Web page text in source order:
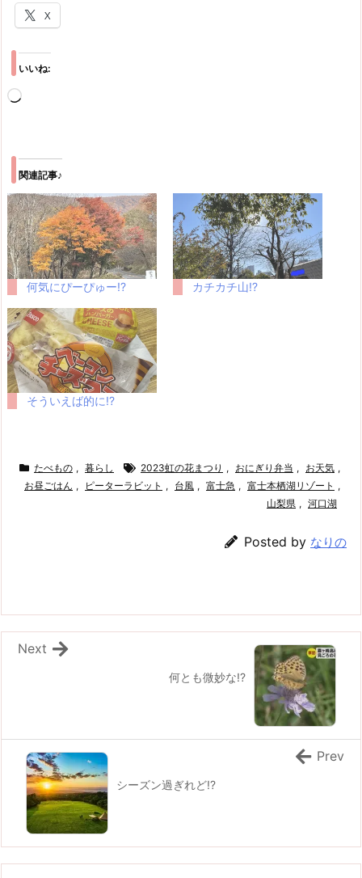
X
いいね:
み
中…
関連記事♪
何気にぴーぴゅー!? カチカチ山!?
そういえば的に!?
たべもの , 暮らし 2023虹の花まつり , おにぎり弁当 , お天気 ,
お昼ごはん , ピーターラビット , 台風 , 富士急 , 富士本栖湖リゾート ,
山梨県 , 河口湖
Posted by なりの
何とも微妙な!?
Next
シーズン過ぎれど!?
Prev